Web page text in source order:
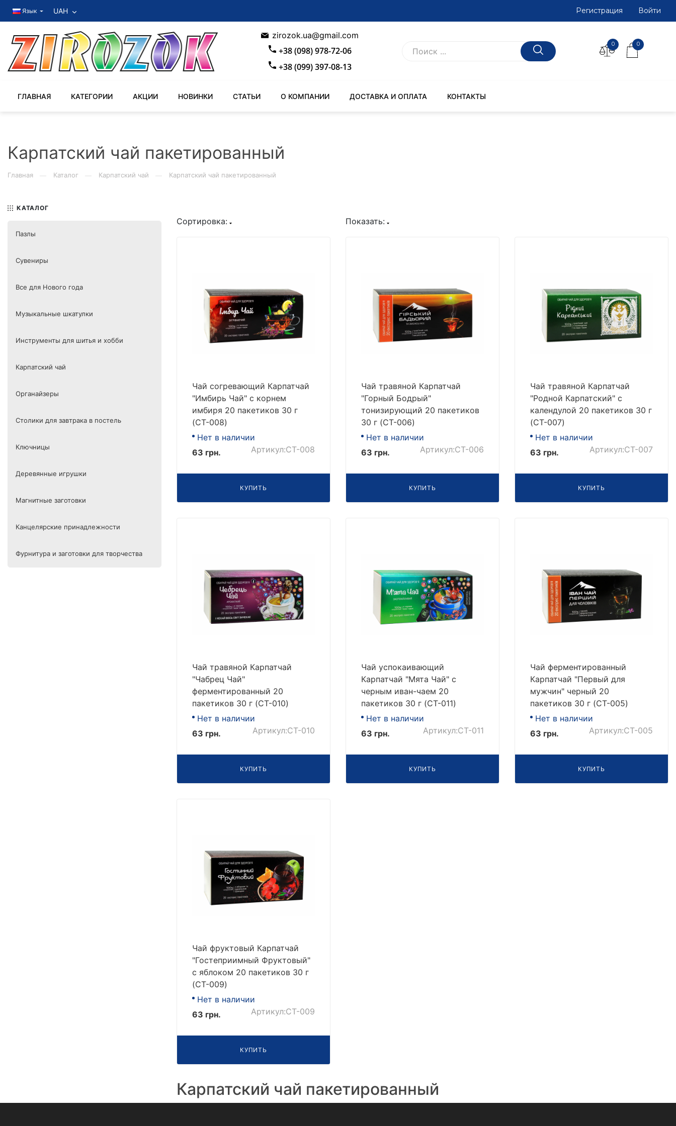
Язык UAH Регистрация Войти
zirozok.ua@gmail.com
+38 (098) 978-72-06
+38 (099) 397-08-13
0 0
ГЛАВНАЯ КАТЕГОРИИ АКЦИИ НОВИНКИ СТАТЬИ О КОМПАНИИ ДОСТАВКА И ОПЛАТА КОНТАКТЫ
Карпатский чай пакетированный
Главная Каталог Карпатский чай Карпатский чай пакетированный
КАТАЛОГ
Пазлы
Сувениры
Все для Нового года
Музыкальные шкатулки
Инструменты для шитья и хобби
Карпатский чай
Органайзеры
Столики для завтрака в постель
Ключницы
Деревянные игрушки
Магнитные заготовки
Канцелярские принадлежности
Фурнитура и заготовки для творчества
Сортировка: Показать:
Чай согревающий Карпатчай
"Имбирь Чай" с корнем
имбиря 20 пакетиков 30 г
(CT-008)
Нет в наличии
Артикул:CT-008
63 грн.
КУПИТЬ
Чай травяной Карпатчай
"Горный Бодрый"
тонизирующий 20 пакетиков
30 г (CT-006)
Нет в наличии
Артикул:CT-006
63 грн.
КУПИТЬ
Чай травяной Карпатчай
"Родной Карпатский" с
календулой 20 пакетиков 30 г
(CT-007)
Нет в наличии
Артикул:CT-007
63 грн.
КУПИТЬ
Чай травяной Карпатчай
"Чабрец Чай"
ферментированный 20
пакетиков 30 г (CT-010)
Нет в наличии
Артикул:CT-010
63 грн.
КУПИТЬ
Чай успокаивающий
Карпатчай "Мята Чай" с
черным иван-чаем 20
пакетиков 30 г (CT-011)
Нет в наличии
Артикул:CT-011
63 грн.
КУПИТЬ
Чай ферментированный
Карпатчай "Первый для
мужчин" черный 20
пакетиков 30 г (CT-005)
Нет в наличии
Артикул:CT-005
63 грн.
КУПИТЬ
Чай фруктовый Карпатчай
"Гостеприимный Фруктовый"
с яблоком 20 пакетиков 30 г
(CT-009)
Нет в наличии
Артикул:CT-009
63 грн.
КУПИТЬ
Карпатский чай пакетированный